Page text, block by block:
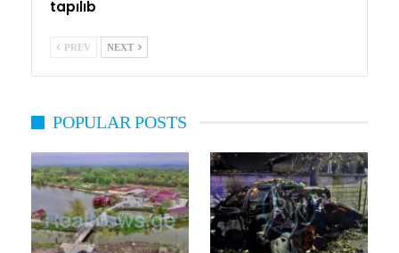
tapılıb
PREV NEXT
POPULAR POSTS